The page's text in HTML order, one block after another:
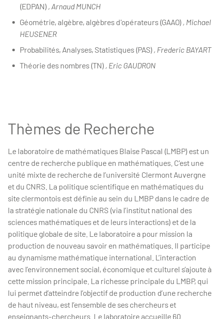
(EDPAN) , Arnaud MUNCH
Géométrie, algèbre, algèbres d'opérateurs (GAAO) , Michael
HEUSENER
Probabilités, Analyses, Statistiques (PAS) , Frederic BAYART
Théorie des nombres (TN) , Eric GAUDRON
Thèmes de Recherche
Le laboratoire de mathématiques Blaise Pascal (LMBP) est un
centre de recherche publique en mathématiques. C'est une
unité mixte de recherche de l’université Clermont Auvergne
et du CNRS. La politique scientifique en mathématiques du
site clermontois est définie au sein du LMBP dans le cadre de
la stratégie nationale du CNRS (via l’institut national des
sciences mathématiques et de leurs interactions) et de la
politique globale de site. Le laboratoire a pour mission la
production de nouveau savoir en mathématiques. Il participe
au dynamisme mathématique international. L’interaction
avec l’environnement social, économique et culturel s’ajoute à
cette mission principale. La richesse principale du LMBP, qui
lui permet d’atteindre l’objectif de production d’une recherche
de haut niveau, est l’ensemble de ses chercheurs et
enseignants-chercheurs. Le laboratoire accueille 60